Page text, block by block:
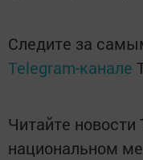
Следите за
Telegram-канале
Читайте новости
национальном